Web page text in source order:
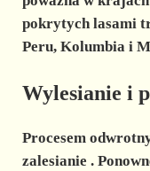
pokrytych lasami
Peru, Kolumbia i
Wylesianie i
Procesem
zalesianie .